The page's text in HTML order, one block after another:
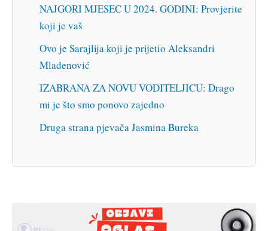
NAJGORI MJESEC U 2024. GODINI: Provjerite
koji je vaš
Ovo je Sarajlija koji je prijetio Aleksandri
Mladenović
IZABRANA ZA NOVU VODITELJICU: Drago
mi je što smo ponovo zajedno
Druga strana pjevača Jasmina Bureka